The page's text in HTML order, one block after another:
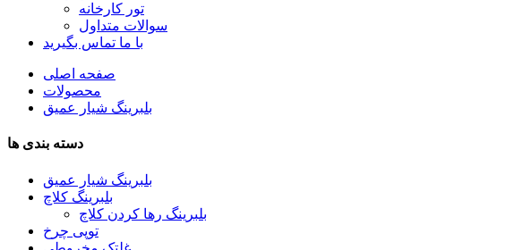
تور کارخانه
سوالات متداول
با ما تماس بگیرید
صفحه اصلی
محصولات
بلبرینگ شیار عمیق
دسته بندی ها
بلبرینگ شیار عمیق
بلبرینگ کلاچ
بلبرینگ رها کردن کلاچ
توپی چرخ